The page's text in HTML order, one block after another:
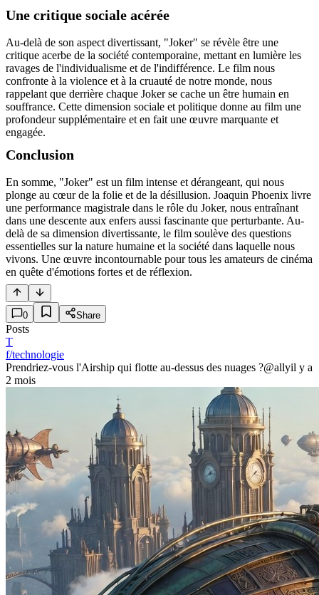
Une critique sociale acérée
Au-delà de son aspect divertissant, "Joker" se révèle être une
critique acerbe de la société contemporaine, mettant en lumière les
ravages de l'individualisme et de l'indifférence. Le film nous
confronte à la violence et à la cruauté de notre monde, nous
rappelant que derrière chaque Joker se cache un être humain en
souffrance. Cette dimension sociale et politique donne au film une
profondeur supplémentaire et en fait une œuvre marquante et
engagée.
Conclusion
En somme, "Joker" est un film intense et dérangeant, qui nous
plonge au cœur de la folie et de la désillusion. Joaquin Phoenix livre
une performance magistrale dans le rôle du Joker, nous entraînant
dans une descente aux enfers aussi fascinante que perturbante. Au-
delà de sa dimension divertissante, le film soulève des questions
essentielles sur la nature humaine et la société dans laquelle nous
vivons. Une œuvre incontournable pour tous les amateurs de cinéma
en quête d'émotions fortes et de réflexion.
0 Share
Posts
T
f/technologie
Prendriez-vous l'Airship qui flotte au-dessus des nuages ?@allyil y a
2 mois